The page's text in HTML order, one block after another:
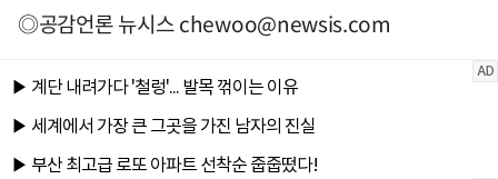
◎공감언론 뉴시스chewoo@newsis.com